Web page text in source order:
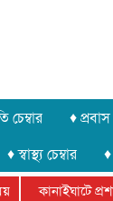
চেম্বার ♦ প্রবাস
♦ স্বাস্থ্য চেম্বার
কানাইঘাটে